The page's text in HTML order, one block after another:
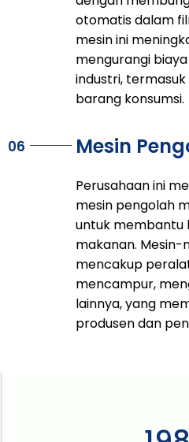
otomatis dalam
mesin ini
mengurangi
industri,
barang konsumsi.
06 Mesin
Perusahaan ini
mesin pengolah
untuk membantu
makanan. Mesin-
mencakup
mencampur,
lainnya, yang
produsen dan